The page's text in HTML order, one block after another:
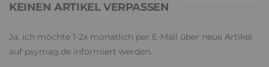
KEINEN ARTIKEL VERPASSEN
Ja, ich möchte 1-2x monatlich per E-Mail über neue Artikel
auf psymag.de informiert werden.